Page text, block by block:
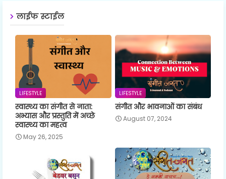
लाईफ स्टाईल
LIFESTYLE
स्वास्थ्य का संगीत से नाता:
अभ्यास और प्रस्तुति में अच्छे
स्वास्थ्य का महत्व
May 26, 2025
LIFESTYLE
संगीत और भावनाओं का संबंध
August 07, 2024